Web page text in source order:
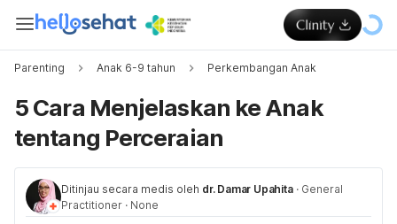
Parenting Anak 6-9 tahun Perkembangan Anak
5 Cara Menjelaskan ke Anak
tentang Perceraian
Ditinjau secara medis oleh dr. Damar Upahita · General
Practitioner · None